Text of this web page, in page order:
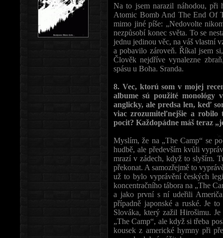
Na to jsem narazil náhodou,
Atomic Bomb And The End Of
mimo jiné píše: „Nedovolte
nezpůsobí konec světa. To se
jednu jedinou věc, na váš vlastní
a pobavilo zároveň. Říkal jsem
Člověk nejdříve vynalezne
spásu u Boha. Sranda.
8. Vec, ktorú som v mojej
albume sú použité monológy
anglicky, ale predsa len, keď
viac zrozumiteľnejšie a robilo
pocit? Každopádne máš teraz
Myslím, že na „The Camp“ se
hudbě, ale především kvůli
mrazí v zádech, když to slyším.
překonat. A samozřejmě to
už to bylo vyprávění českých
koncentračního tábora na „The
a jako první s ní udeřili
případně japonské a ruské. Je
Slováka, který zažil Hirošimu.
„The Camp“, ale když si třeba
kousek z americké hymny při